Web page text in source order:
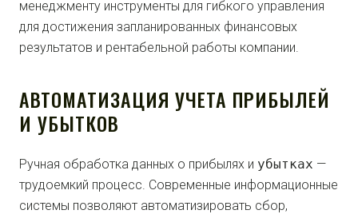
менеджменту инструменты для гибкого управления
для достижения запланированных финансовых
результатов и рентабельной работы компании.
АВТОМАТИЗАЦИЯ УЧЕТА ПРИБЫЛЕЙ
И УБЫТКОВ
Ручная обработка данных о прибылях и убытках —
трудоемкий процесс. Современные информационные
системы позволяют автоматизировать сбор,